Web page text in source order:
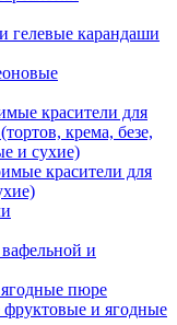
гелевые карандаши
красители для
крема, безе,
и сухие)
красители для
и
пюре
и ягодные